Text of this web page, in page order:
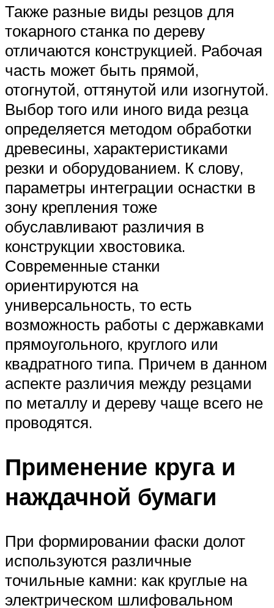
Также разные виды резцов для
токарного станка по дереву
отличаются конструкцией. Рабочая
часть может быть прямой,
отогнутой, оттянутой или изогнутой.
Выбор того или иного вида резца
определяется методом обработки
древесины, характеристиками
резки и оборудованием. К слову,
параметры интеграции оснастки в
зону крепления тоже
обуславливают различия в
конструкции хвостовика.
Современные станки
ориентируются на
универсальность, то есть
возможность работы с державками
прямоугольного, круглого или
квадратного типа. Причем в данном
аспекте различия между резцами
по металлу и дереву чаще всего не
проводятся.
Применение круга и
наждачной бумаги
При формировании фаски долот
используются различные
точильные камни: как круглые на
электрическом шлифовальном